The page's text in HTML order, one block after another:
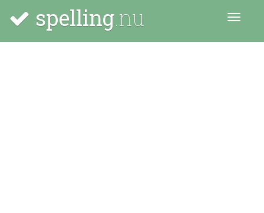
spelling.nu Menu